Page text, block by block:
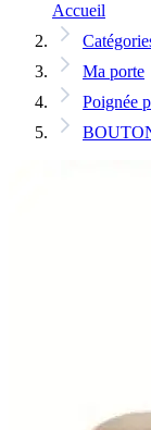
Accueil
Ma porte
Poignée